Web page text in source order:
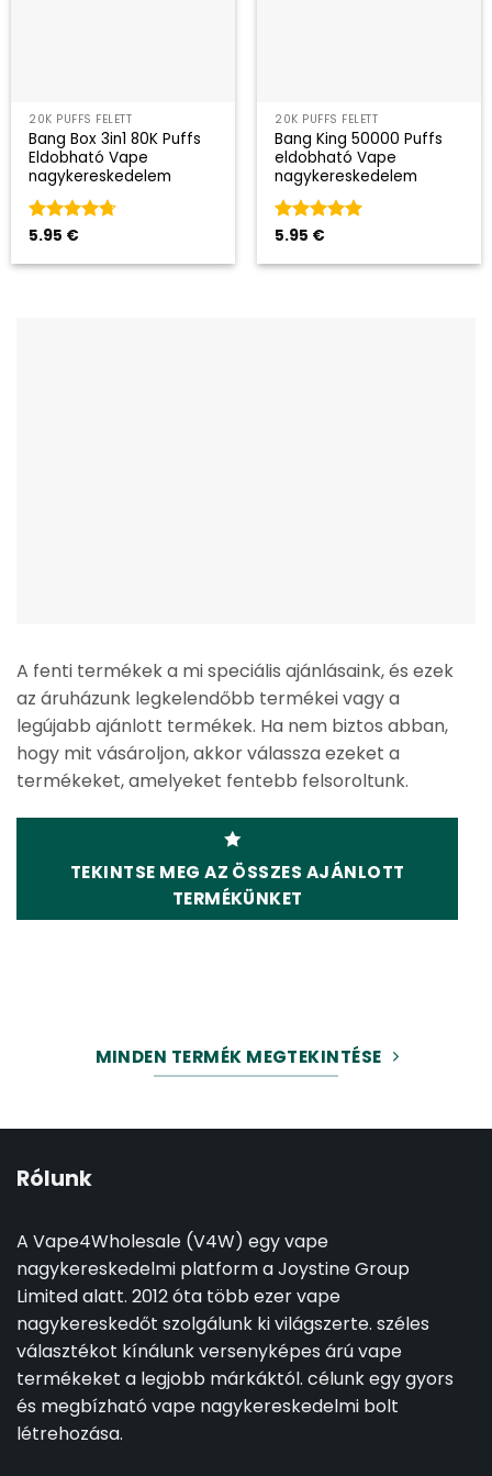
20K PUFFS FELETT
Bang Box 3in1 80K Puffs
Eldobható Vape
nagykereskedelem
Kategória
ből
5.95 €
20K PUFFS FELETT
Bang King 50000 Puffs
eldobható Vape
nagykereskedelem
Kategória
5.95 €
A fenti termékek a mi speciális ajánlásaink, és ezek
az áruházunk legkelendőbb termékei vagy a
legújabb ajánlott termékek. Ha nem biztos abban,
hogy mit vásároljon, akkor válassza ezeket a
termékeket, amelyeket fentebb felsoroltunk.
TEKINTSE MEG AZ ÖSSZES AJÁNLOTT
TERMÉKÜNKET
MINDEN TERMÉK MEGTEKINTÉSE
Rólunk
A Vape4Wholesale (V4W) egy vape
nagykereskedelmi platform a Joystine Group
Limited alatt. 2012 óta több ezer vape
nagykereskedőt szolgálunk ki világszerte. széles
választékot kínálunk versenyképes árú vape
termékeket a legjobb márkáktól. célunk egy gyors
és megbízható vape nagykereskedelmi bolt
létrehozása.